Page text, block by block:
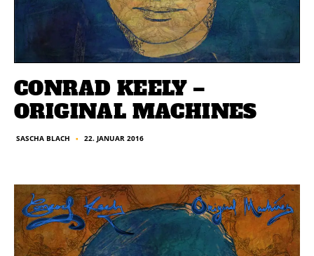
CONRAD KEELY –
ORIGINAL MACHINES
SASCHA BLACH ■ 22. JANUAR 2016